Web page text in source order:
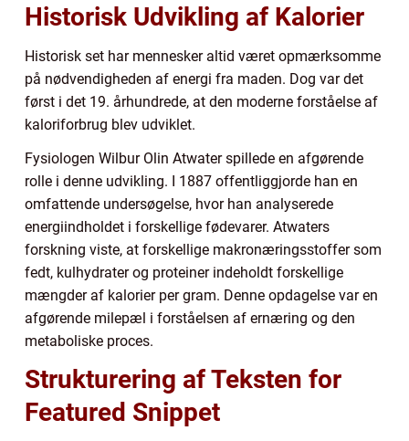
Historisk Udvikling af Kalorier
Historisk set har mennesker altid været opmærksomme
på nødvendigheden af energi fra maden. Dog var det
først i det 19. århundrede, at den moderne forståelse af
kaloriforbrug blev udviklet.
Fysiologen Wilbur Olin Atwater spillede en afgørende
rolle i denne udvikling. I 1887 offentliggjorde han en
omfattende undersøgelse, hvor han analyserede
energiindholdet i forskellige fødevarer. Atwaters
forskning viste, at forskellige makronæringsstoffer som
fedt, kulhydrater og proteiner indeholdt forskellige
mængder af kalorier per gram. Denne opdagelse var en
afgørende milepæl i forståelsen af ernæring og den
metaboliske proces.
Strukturering af Teksten for
Featured Snippet